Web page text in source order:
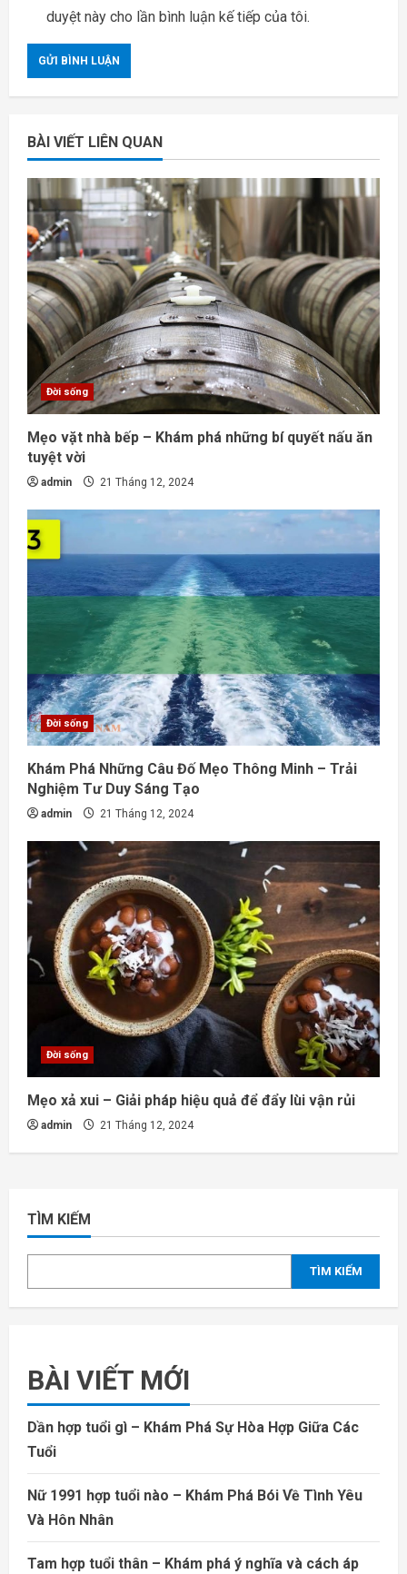
duyệt này cho lần bình luận kế tiếp của tôi.
BÀI VIẾT LIÊN QUAN
Đời sống
Mẹo vặt nhà bếp – Khám phá những bí quyết nấu ăn
tuyệt vời
admin 21 Tháng 12, 2024
Đời sống
Khám Phá Những Câu Đố Mẹo Thông Minh – Trải
Nghiệm Tư Duy Sáng Tạo
admin 21 Tháng 12, 2024
Đời sống
Mẹo xả xui – Giải pháp hiệu quả để đẩy lùi vận rủi
admin 21 Tháng 12, 2024
TÌM KIẾM
TÌM KIẾM
BÀI VIẾT MỚI
Dần hợp tuổi gì – Khám Phá Sự Hòa Hợp Giữa Các
Tuổi
Nữ 1991 hợp tuổi nào – Khám Phá Bói Về Tình Yêu
Và Hôn Nhân
Tam hợp tuổi thân – Khám phá ý nghĩa và cách áp